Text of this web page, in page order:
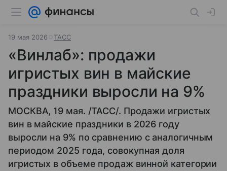
19 мая 2026 ТАСС
«Винлаб»: продажи
игристых вин в майские
праздники выросли на 9%
МОСКВА, 19 мая. /ТАСС/. Продажи игристых
вин в майские праздники в 2026 году
выросли на 9% по сравнению с аналогичным
периодом 2025 года, совокупная доля
игристых в объеме продаж винной категории